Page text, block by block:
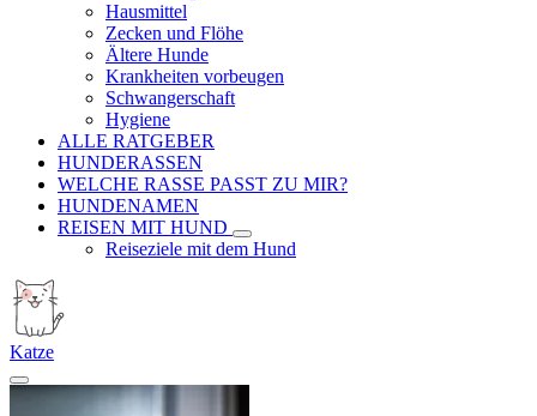
Hausmittel
Zecken und Flöhe
Ältere Hunde
Krankheiten vorbeugen
Schwangerschaft
Hygiene
ALLE RATGEBER
HUNDERASSEN
WELCHE RASSE PASST ZU MIR?
HUNDENAMEN
REISEN MIT HUND
Reiseziele mit dem Hund
Katze